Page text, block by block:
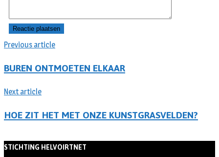
Previous article
BUREN ONTMOETEN ELKAAR
Next article
HOE ZIT HET MET ONZE KUNSTGRASVELDEN?
STICHTING HELVOIRTNET